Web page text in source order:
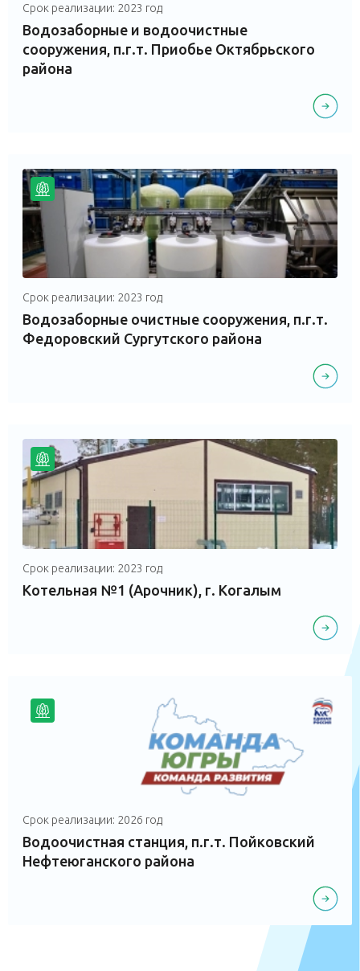
Срок реализации: 2023 год
Водозаборные и водоочистные
сооружения, п.г.т. Приобье Октябрьского
района
Срок реализации: 2023 год
Водозаборные очистные сооружения, п.г.т.
Федоровский Сургутского района
Срок реализации: 2023 год
Котельная №1 (Арочник), г. Когалым
Срок реализации: 2026 год
Водоочистная станция, п.г.т. Пойковский
Нефтеюганского района